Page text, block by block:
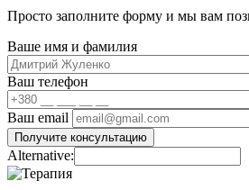
Просто заполните форму и мы вам
Ваше имя и фамилия
Ваш телефон
Ваш email
Alternative: